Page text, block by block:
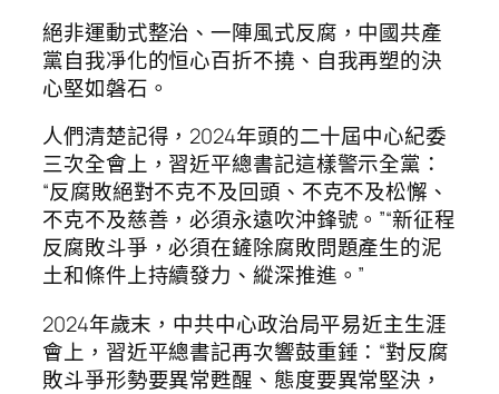
絕非運動式整治、一陣風式反腐，中國共產
黨自我凈化的恒心百折不撓、自我再塑的決
心堅如磐石。
人們清楚記得，2024年頭的二十屆中心紀委
三次全會上，習近平總書記這樣警示全黨：
“反腐敗絕對不克不及回頭、不克不及松懈、
不克不及慈善，必須永遠吹沖鋒號。”“新征程
反腐敗斗爭，必須在鏟除腐敗問題產生的泥
土和條件上持續發力、縱深推進。”
2024年歲末，中共中心政治局平易近主生涯
會上，習近平總書記再次響鼓重錘：“對反腐
敗斗爭形勢要異常甦醒、態度要異常堅決，